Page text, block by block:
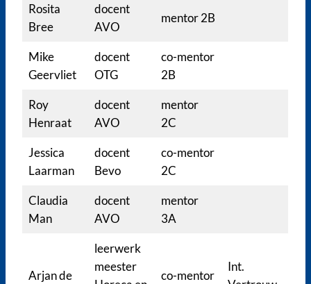
Rosita
Bree
docent
AVO
mentor 2B
Mike
Geervliet
docent
OTG
co-mentor
2B
Roy
Henraat
docent
AVO
mentor
2C
Jessica
Laarman
docent
Bevo
co-mentor
2C
Claudia
Man
docent
AVO
mentor
3A
Arjan de
leerwerk
meester
co-mentor
Int.